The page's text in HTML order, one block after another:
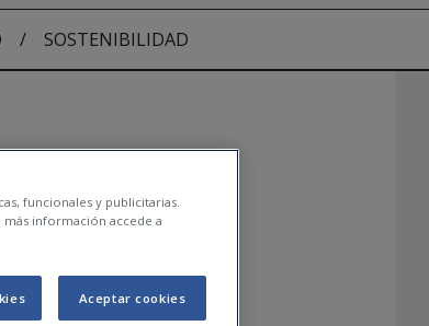
/ SOSTENIBILIDAD
0
funcionales y publicitarias.
información accede a
Aceptar cookies